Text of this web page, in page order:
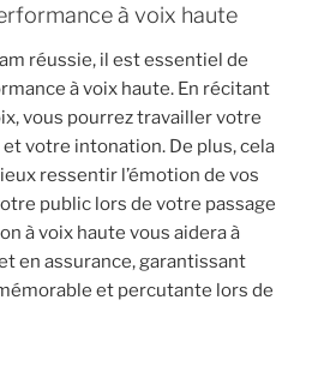
à voix haute
réussie, il est essentiel de
à voix haute. En récitant
vous pourrez travailler votre
votre intonation. De plus, cela
ressentir l’émotion de vos
public lors de votre passage
à voix haute vous aidera à
en assurance, garantissant
et percutante lors de